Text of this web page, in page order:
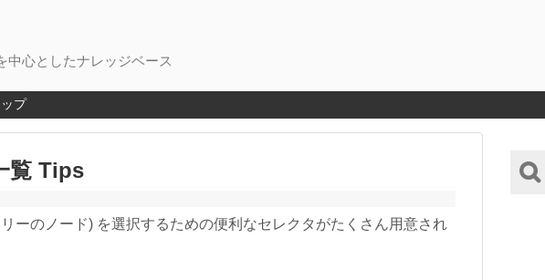
中心としたナレッジベース
プ
覧 Tips
ーのノード) を選択するための便利なセレクタがたくさん用意され